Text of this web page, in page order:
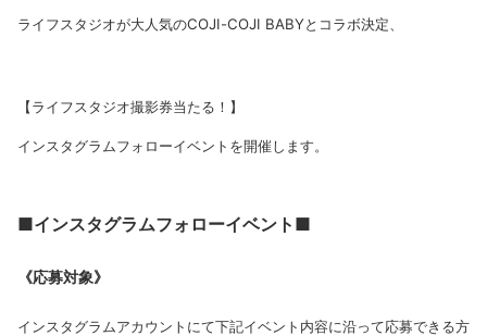
ライフスタジオが大人気のCOJI-COJI BABYとコラボ決定、
【ライフスタジオ撮影券当たる！】
インスタグラムフォローイベントを開催します。
■インスタグラムフォローイベント■
《応募対象》
インスタグラムアカウントにて下記イベント内容に沿って応募できる方